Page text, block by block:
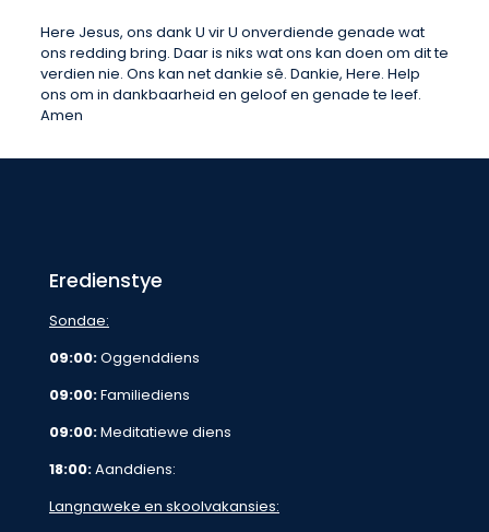
Here Jesus, ons dank U vir U onverdiende genade wat
ons redding bring. Daar is niks wat ons kan doen om dit te
verdien nie. Ons kan net dankie sê. Dankie, Here. Help
ons om in dankbaarheid en geloof en genade te leef.
Amen
Eredienstye
Sondae:
09:00:Oggenddiens
09:00:Familiediens
09:00:Meditatiewe diens
18:00:Aanddiens:
Langnaweke en skoolvakansies: